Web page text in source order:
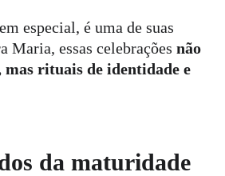
especial, é uma de suas
Maria, essas celebrações não
mas rituais de identidade e
da maturidade